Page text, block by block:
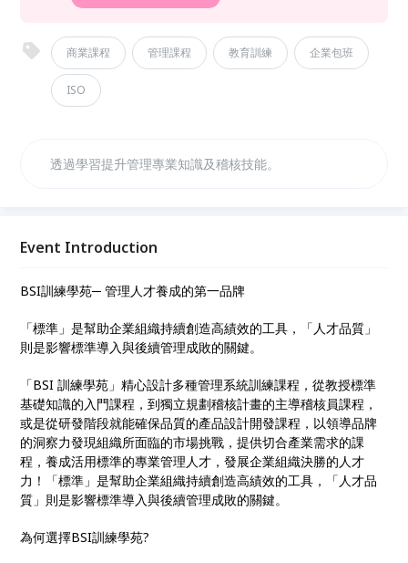
商業課程 管理課程 教育訓練 企業包班
ISO
透過學習提升管理專業知識及稽核技能。
Event Introduction
BSI訓練學苑─ 管理人才養成的第一品牌
「標準」是幫助企業組織持續創造高績效的工具，「人才品質」
則是影響標準導入與後續管理成敗的關鍵。
「BSI 訓練學苑」精心設計多種管理系統訓練課程，從教授標準
基礎知識的入門課程，到獨立規劃稽核計畫的主導稽核員課程，
或是從研發階段就能確保品質的產品設計開發課程，以領導品牌
的洞察力發現組織所面臨的市場挑戰，提供切合產業需求的課
程，養成活用標準的專業管理人才，發展企業組織決勝的人才
力！「標準」是幫助企業組織持續創造高績效的工具，「人才品
質」則是影響標準導入與後續管理成敗的關鍵。
為何選擇BSI訓練學苑?